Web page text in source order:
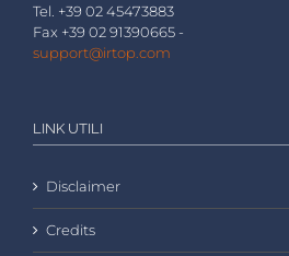
Tel. +39 02 45473883
Fax +39 02 91390665 -
support@irtop.com
LINK UTILI
Disclaimer
Credits